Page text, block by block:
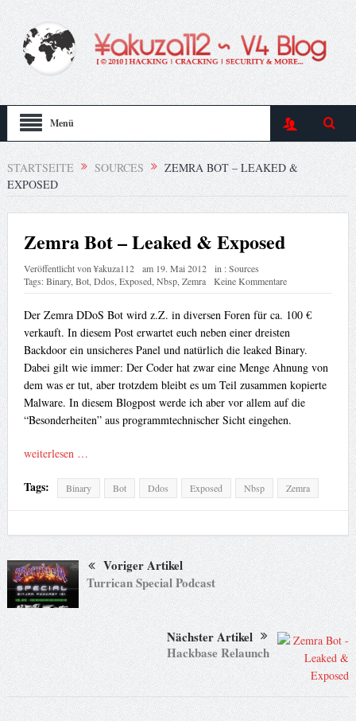
Menü
STARTSEITE SOURCES
ZEMRA BOT – LEAKED &
EXPOSED
Zemra Bot – Leaked & Exposed
Veröffentlicht von¥akuza112 am 19. Mai 2012 in :Sources
Tags:Binary, Bot, Ddos Exposed, Nbsp, Zemra Keine Kommentare
Der Zemra DDoS Bot wird z.Z. in diversen Foren für ca. 100 €
verkauft. In diesem Post erwartet euch neben einer dreisten
Backdoor ein unsicheres Panel und natürlich die leaked Binary.
Dabei gilt wie immer: Der Coder hat zwar eine Menge Ahnung von
dem was er tut, aber trotzdem bleibt es um Teil zusammen kopierte
Malware. In diesem Blogpost werde ich aber vor allem auf die
“Besonderheiten” aus programmtechnischer Sicht eingehen.
weiterlesen …
Tags: Binary Bot Ddos Exposed Nbsp Zemra
Voriger Artikel
Turrican Special Podcast
Nächster Artikel
Hackbase Relaunch